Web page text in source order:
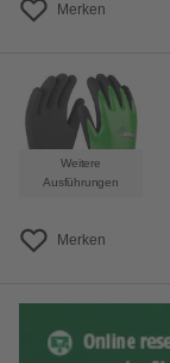
Merken
Weitere
Ausführungen
Merken